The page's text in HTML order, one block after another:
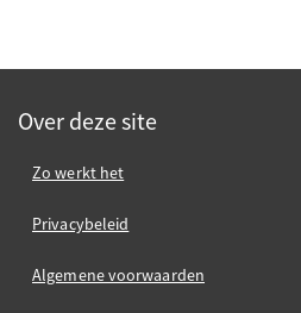
Over deze site
Zo werkt het
Privacybeleid
Algemene voorwaarden